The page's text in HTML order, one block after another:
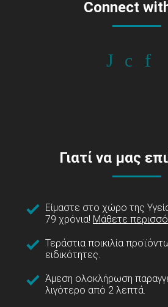
Connect
Γιατί να μας
Είμαστε στο χώρο της
79 χρόνια! Μάθετε
Τεράστια ποικιλία
ειδικότητες.
Άμεση ολοκλήρωση
λιγότερο από 2 λεπτά.